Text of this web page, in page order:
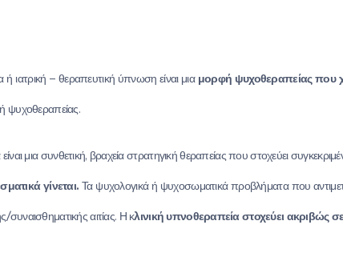
ιατρική – θεραπευτική ύπνωση είναι μια μορφή ψυχοθεραπείας που
ψυχοθεραπείας.
μια συνθετική, βραχεία στρατηγική θεραπείας που στοχεύει
γίνεται. Τα ψυχολογικά ή ψυχοσωματικά προβλήματα που
συναισθηματικής αιτίας. Η κλινική υπνοθεραπεία στοχεύει ακριβώς